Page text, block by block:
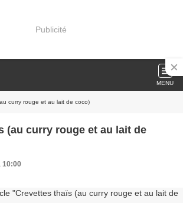
Publicité
MENU
curry rouge et au lait de coco)
(au curry rouge et au lait de
10:00